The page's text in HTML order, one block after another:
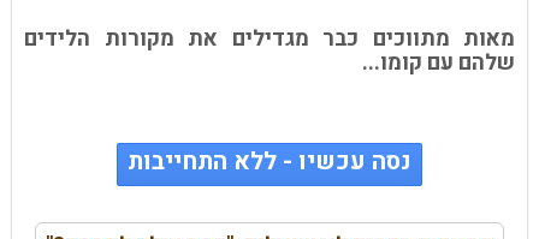
מאות מתווכים כבר מגדילים את מקורות הלידים
שלהם עם קומו...
נסה עכשיו - ללא התחייבות